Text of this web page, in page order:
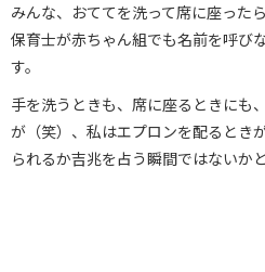
みんな、おててを洗って席に座っ
保育士が赤ちゃん組でも名前を呼び
す。
手を洗うときも、席に座るときにも
が（笑）、私はエプロンを配るとき
られるか吉兆を占う瞬間ではないか